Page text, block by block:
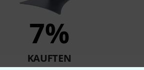
7%
KAUFTEN